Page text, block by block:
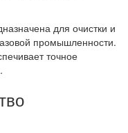
для очистки и
промышленности.
точное